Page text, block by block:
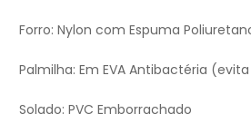
Forro: Nylon com Espuma
Palmilha: Em EVA Antibactéria
Solado: PVC Emborrachado